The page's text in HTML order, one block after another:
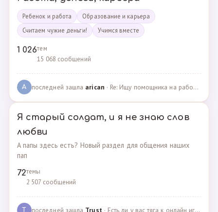
Ребенок и работа
Образование и карьера
Считаем чужие деньги!
Учимся вместе
1 026тем
15 068 сообщений
A последней зашла arican · Re: Ищу помощника на работе · 14.01.2025
Я старый солдат, и я не знаю слов
любви
А папы здесь есть? Новый раздел для общения наших
пап
72темы
2 507 сообщений
T последней зашла Trust · Есть ли у вас тяга к онлайн играм? · 02.05.2025